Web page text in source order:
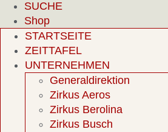
SUCHE
Shop
STARTSEITE
ZEITTAFEL
UNTERNEHMEN
Generaldirektion
Zirkus Aeros
Zirkus Berolina
Zirkus Busch